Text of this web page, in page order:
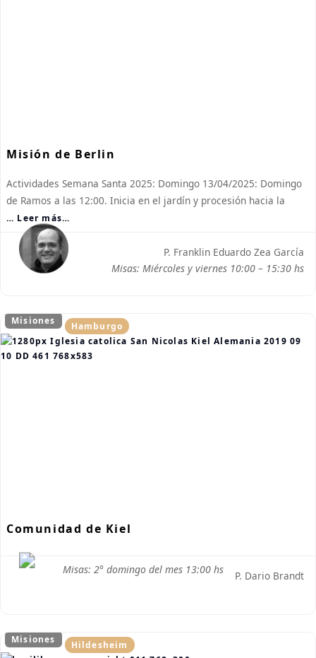
Misión de Berlin
Actividades Semana Santa 2025: Domingo 13/04/2025: Domingo
de Ramos a las 12:00. Inicia en el jardín y procesión hacia la
… Leer más…
P. Franklin Eduardo Zea García
Misas: Miércoles y viernes 10:00 – 15:30 hs
Misiones Hamburgo
Comunidad de Kiel
P. Dario Brandt
Misas: 2° domingo del mes 13:00 hs
Misiones Hildesheim